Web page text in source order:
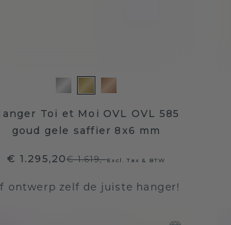
Toi et Moi OVL OVL 585
goud gele saffier 8x6 mm
€ 1.295,20€ 1.619,-Excl. Tax & BTW
ontwerp zelf de juiste hanger!